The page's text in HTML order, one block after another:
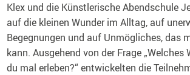
Klex und die Künstlerische Abendschule
auf die kleinen Wunder im Alltag, auf
Begegnungen und auf Unmögliches, das
kann. Ausgehend von der Frage
du mal erleben?“ entwickelten die